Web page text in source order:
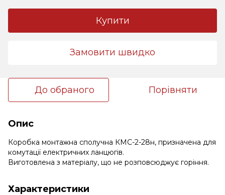
Купити
Замовити швидко
До обраного Порівняти
Опис
Коробка монтажна сполучна КМС-2-28н, призначена для
комутації електричних ланцюгів.
Виготовлена з матеріалу, що не розповсюджує горіння.
Характеристики